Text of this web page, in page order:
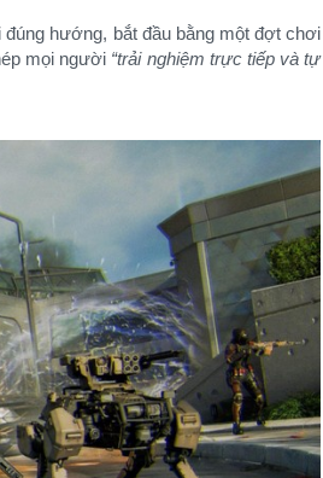
hướng, bắt đầu bằng một đợt chơi
mọi người “trải nghiệm trực tiếp và tự